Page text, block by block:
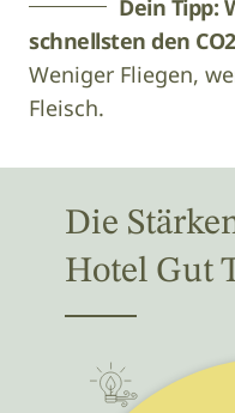
Dein Tipp:
schnellsten den
Weniger Fliegen,
Fleisch.
Die
Hotel Gut